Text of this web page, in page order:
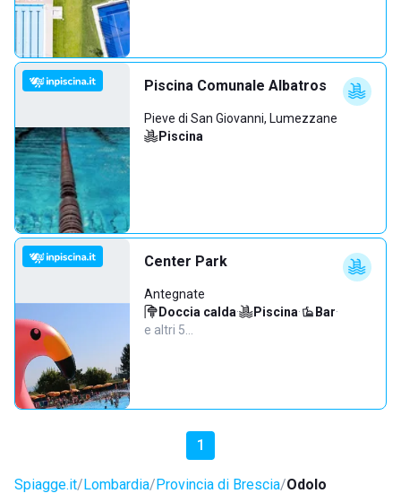
Piscina Comunale Albatros
Pieve di San Giovanni, Lumezzane
Piscina
Center Park
Antegnate
Doccia calda· Piscina· Bar·
e altri 5…
1
Spiagge.it Lombardia Provincia di Brescia Odolo